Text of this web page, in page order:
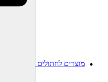
מוצרים לחתולים